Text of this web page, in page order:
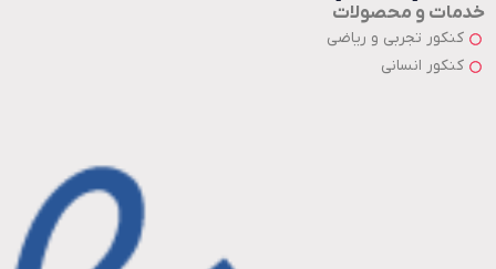
خدمات و محصولات
کنکور تجربی و ریاضی
کنکور انسانی